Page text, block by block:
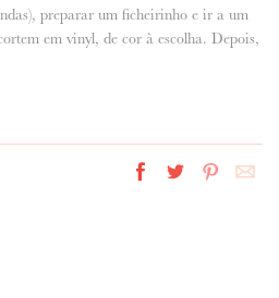
preparar um ficheirinho e ir a um
em vinyl, de cor à escolha. Depois,